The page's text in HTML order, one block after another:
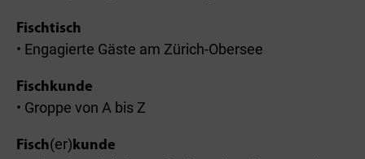
Fischtisch
• Engagierte Gäste am Zürich-Obersee
Fischkunde
• Groppe von A bis Z
Fisch(er)kunde